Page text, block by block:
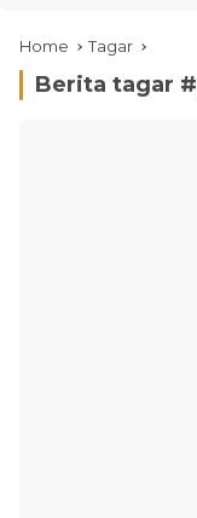
Home Tagar
Berita tagar #